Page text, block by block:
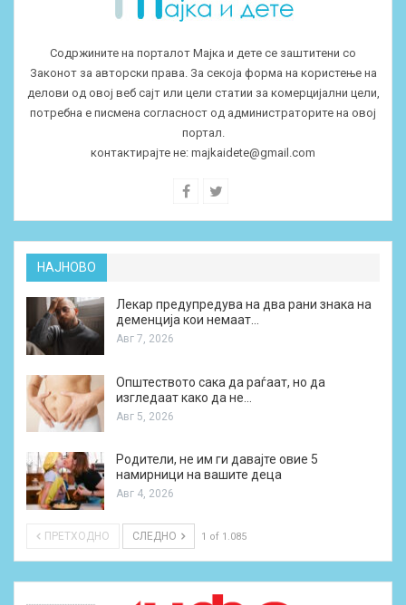
Содржините на порталот Мајка и дете се заштитени со
Законот за авторски права. За секоја форма на користење на
делови од овој веб сајт или цели статии за комерцијални цели,
потребна е писмена согласност од администраторите на овој
портал.
контактирајте не: majkaidete@gmail.com
НАЈНОВО
Лекар предупредува на два рани знака на
деменција кои немаат…
Авг 7, 2026
Општеството сака да раѓаат, но да
изгледаат како да не…
Авг 5, 2026
Родители, не им ги давајте овие 5
намирници на вашите деца
Авг 4, 2026
ПРЕТХОДНО СЛЕДНО 1 of 1.085